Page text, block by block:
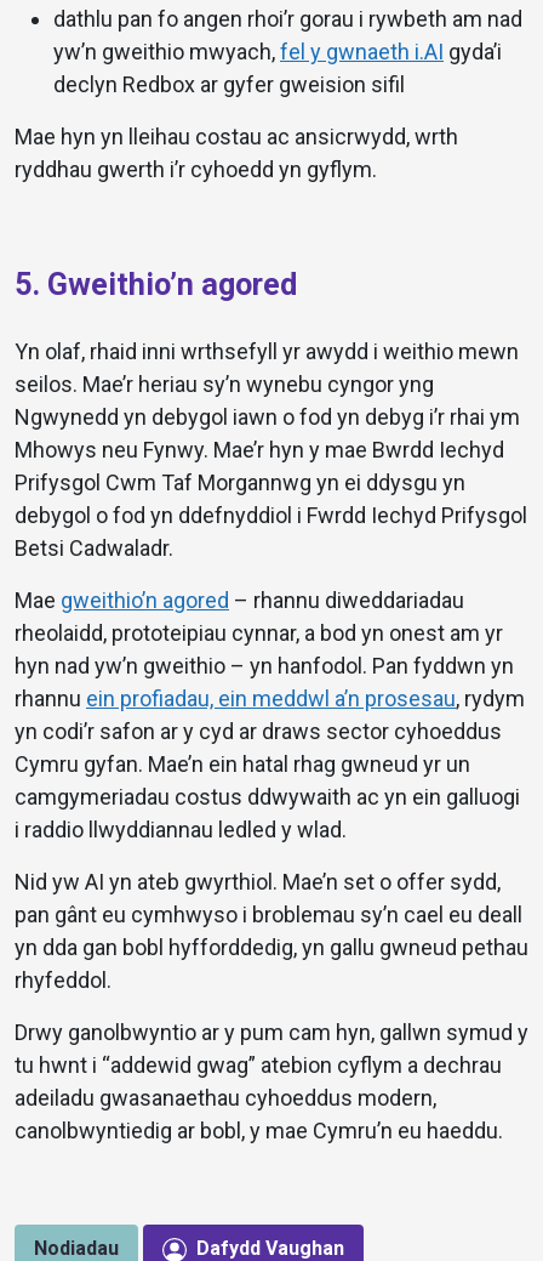
dathlu pan fo angen rhoi’r gorau i rywbeth am nad
yw’n gweithio mwyach,fel y gwnaeth i.AI gyda’i
declyn Redbox ar gyfer gweision sifil
Mae hyn yn lleihau costau ac ansicrwydd, wrth
ryddhau gwerth i’r cyhoedd yn gyflym.
5. Gweithio’n agored
Yn olaf, rhaid inni wrthsefyll yr awydd i weithio mewn
seilos. Mae’r heriau sy’n wynebu cyngor yng
Ngwynedd yn debygol iawn o fod yn debyg i’r rhai ym
Mhowys neu Fynwy. Mae’r hyn y mae Bwrdd Iechyd
Prifysgol Cwm Taf Morgannwg yn ei ddysgu yn
debygol o fod yn ddefnyddiol i Fwrdd Iechyd Prifysgol
Betsi Cadwaladr.
Mae gweithio’n agored – rhannu diweddariadau
rheolaidd, prototeipiau cynnar, a bod yn onest am yr
hyn nad yw’n gweithio – yn hanfodol. Pan fyddwn yn
rhannu ein profiadau, ein meddwl a’n prosesau, rydym
yn codi’r safon ar y cyd ar draws sector cyhoeddus
Cymru gyfan. Mae’n ein hatal rhag gwneud yr un
camgymeriadau costus ddwywaith ac yn ein galluogi
i raddio llwyddiannau ledled y wlad.
Nid yw AI yn ateb gwyrthiol. Mae’n set o offer sydd,
pan gânt eu cymhwyso i broblemau sy’n cael eu deall
yn dda gan bobl hyfforddedig, yn gallu gwneud pethau
rhyfeddol.
Drwy ganolbwyntio ar y pum cam hyn, gallwn symud y
tu hwnt i “addewid gwag” atebion cyflym a dechrau
adeiladu gwasanaethau cyhoeddus modern,
canolbwyntiedig ar bobl, y mae Cymru’n eu haeddu.
Nodiadau Dafydd Vaughan